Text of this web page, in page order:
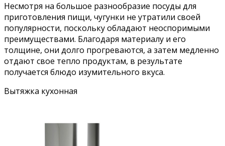
Несмотря на большое разнообразие посуды для
приготовления пищи, чугунки не утратили своей
популярности, поскольку обладают неоспоримыми
преимуществами. Благодаря материалу и его
толщине, они долго прогреваются, а затем медленно
отдают свое тепло продуктам, в результате
получается блюдо изумительного вкуса.
Вытяжка кухонная